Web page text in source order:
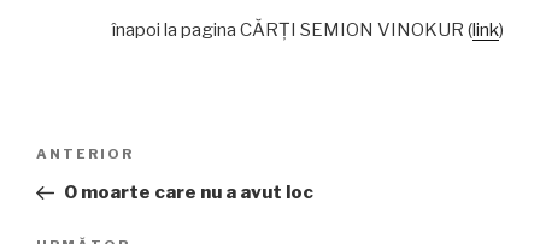
înapoi la pagina CĂRŢI SEMION VINOKUR (link)
articole
Articolul
anterior
ANTERIOR
O moarte care nu a avut loc